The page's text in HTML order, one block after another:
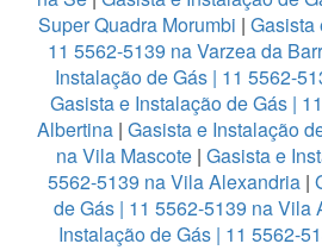
Super Quadra Morumbi | Gasista
11 5562-5139 na Varzea da
Instalação de Gás | 11 5562-
Gasista e Instalação de Gás |
Albertina | Gasista e Instalação
na Vila Mascote| Gasista e
5562-5139 na Vila Alexandria |
de Gás | 11 5562-5139 na Vila
Instalação de Gás | 11 5562-